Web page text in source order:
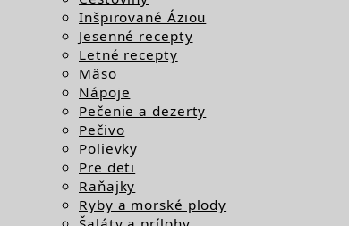
Inšpirované Áziou
Jesenné recepty
Letné recepty
Mäso
Nápoje
Pečenie a dezerty
Pečivo
Polievky
Pre deti
Raňajky
Ryby a morské plody